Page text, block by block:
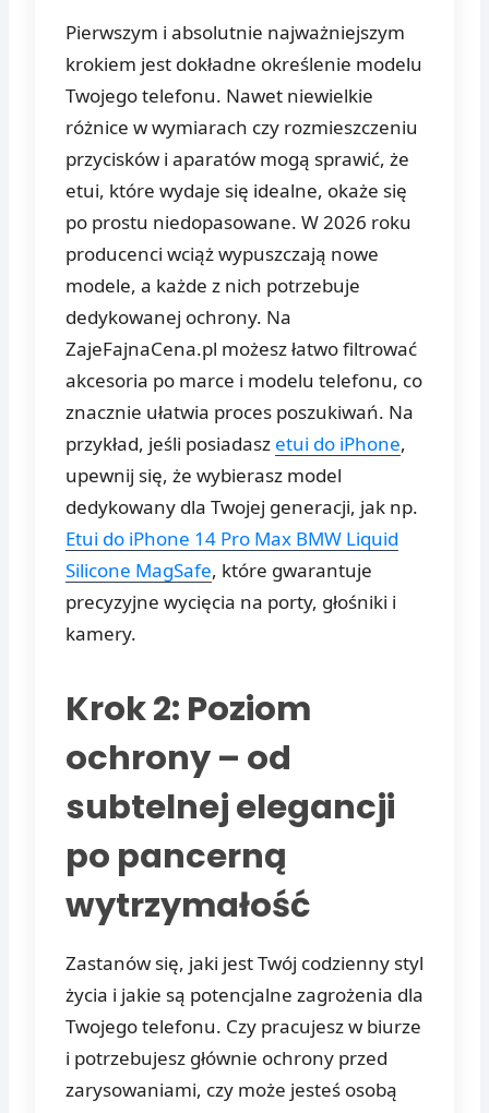
Pierwszym i absolutnie najważniejszym
krokiem jest dokładne określenie modelu
Twojego telefonu. Nawet niewielkie
różnice w wymiarach czy rozmieszczeniu
przycisków i aparatów mogą sprawić, że
etui, które wydaje się idealne, okaże się
po prostu niedopasowane. W 2026 roku
producenci wciąż wypuszczają nowe
modele, a każde z nich potrzebuje
dedykowanej ochrony. Na
ZajeFajnaCena.pl możesz łatwo filtrować
akcesoria po marce i modelu telefonu, co
znacznie ułatwia proces poszukiwań. Na
przykład, jeśli posiadasz etui do iPhone,
upewnij się, że wybierasz model
dedykowany dla Twojej generacji, jak np.
Etui do iPhone 14 Pro Max BMW Liquid
Silicone MagSafe, które gwarantuje
precyzyjne wycięcia na porty, głośniki i
kamery.
Krok 2: Poziom
ochrony – od
subtelnej elegancji
po pancerną
wytrzymałość
Zastanów się, jaki jest Twój codzienny styl
życia i jakie są potencjalne zagrożenia dla
Twojego telefonu. Czy pracujesz w biurze
i potrzebujesz głównie ochrony przed
zarysowaniami, czy może jesteś osobą